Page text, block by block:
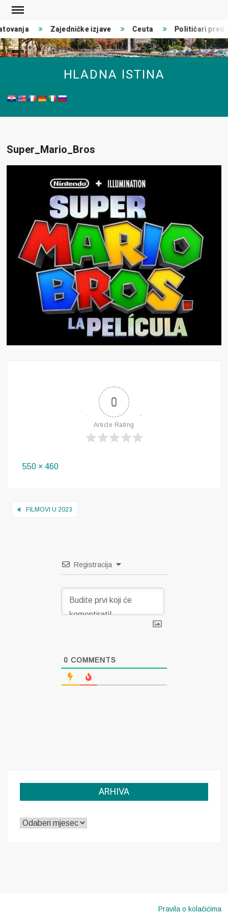
Skip
content
Zajedničke izjave Ceuta Političari pred
HLADNA ISTINA
Super_Mario_Bros
0
Article Rating
Full
550 × 460
Navigacija
FILMOVI U 2023
Registracija
0 COMMENTS
ARHIVA
ARHIVA
Pravila o kolačićima